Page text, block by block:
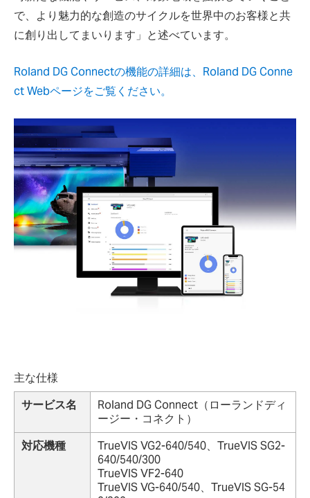
で、より魅力的な創造のサイクルを世界中のお客様と共
に創り出してまいります」と述べています。
Roland DG Connectの機能の詳細は、Roland DG Conne
ct Webページをご覧ください。
主な仕様
サービス名
Roland DG Connect（ローランドディ
ージー・コネクト）
対応機種
TrueVIS VG2-640/540、TrueVIS SG2-
640/540/300
TrueVIS VF2-640
TrueVIS VG-640/540、TrueVIS SG-54